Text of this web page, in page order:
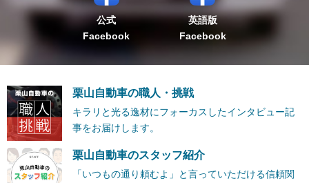
公式
Facebook
英語版
Facebook
栗山自動車の職人・挑戦
キラリと光る逸材にフォーカスしたインタビュー記
事をお届けします。
栗山自動車のスタッフ紹介
「いつもの通り頼むよ」と言っていただける信頼関